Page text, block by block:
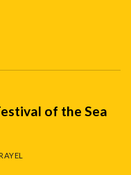
of the Sea